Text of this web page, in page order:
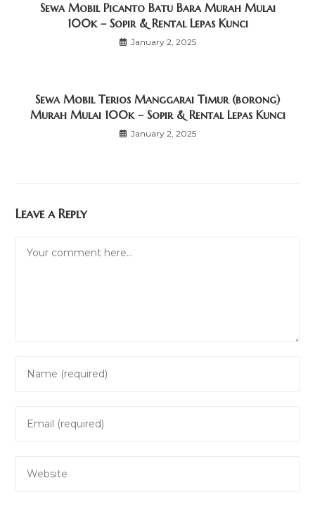
Sewa Mobil Picanto Batu Bara Murah Mulai
100k – Sopir & Rental Lepas Kunci
January 2, 2025
Sewa Mobil Terios Manggarai Timur (borong)
Murah Mulai 100k – Sopir & Rental Lepas Kunci
January 2, 2025
Leave a Reply
comment
address